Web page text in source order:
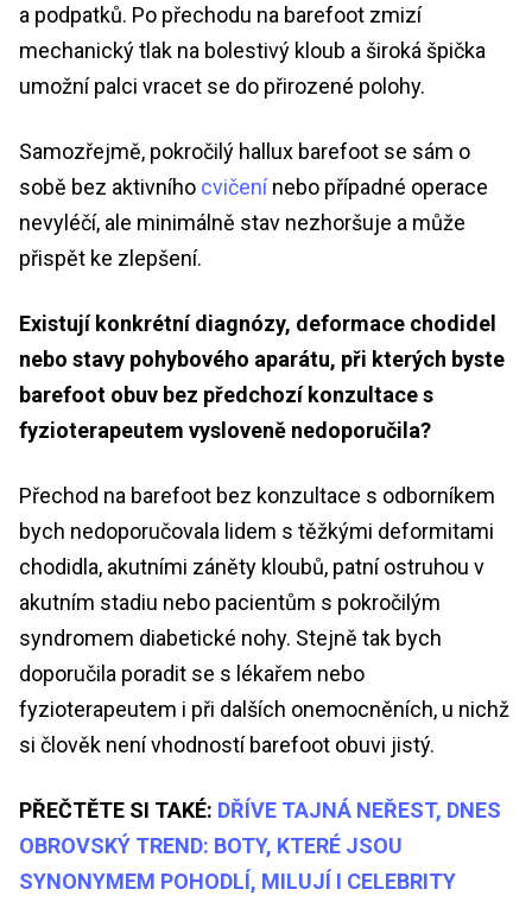
a podpatků. Po přechodu na barefoot zmizí
mechanický tlak na bolestivý kloub a široká špička
umožní palci vracet se do přirozené polohy.
Samozřejmě, pokročilý hallux barefoot se sám o
sobě bez aktivního cvičenínebo případné operace
nevyléčí, ale minimálně stav nezhoršuje a může
přispět ke zlepšení.
Existují konkrétní diagnózy, deformace chodidel
nebo stavy pohybového aparátu, při kterých byste
barefoot obuv bez předchozí konzultace s
fyzioterapeutem vysloveně nedoporučila?
Přechod na barefoot bez konzultace s odborníkem
bych nedoporučovala lidem s těžkými deformitami
chodidla, akutními záněty kloubů, patní ostruhou v
akutním stadiu nebo pacientům s pokročilým
syndromem diabetické nohy. Stejně tak bych
doporučila poradit se s lékařem nebo
fyzioterapeutem i při dalších onemocněních, u nichž
si člověk není vhodností barefoot obuvi jistý.
PŘEČTĚTE SI TAKÉ: DŘÍVE TAJNÁ NEŘEST, DNES
OBROVSKÝ TREND: BOTY, KTERÉ JSOU
SYNONYMEM POHODLÍ, MILUJÍ I CELEBRITY